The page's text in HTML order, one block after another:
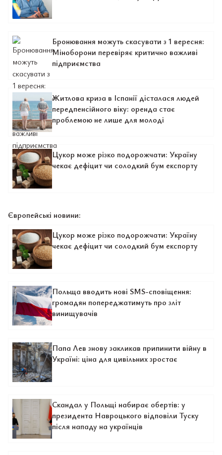
Бронювання можуть скасувати з 1 вересня:
Міноборони перевіряє критично важливі
підприємства
Житлова криза в Іспанії дісталася людей
передпенсійного віку: оренда стає
проблемою не лише для молоді
Цукор може різко подорожчати: Україну
чекає дефіцит чи солодкий бум експорту
Європейські новини:
Цукор може різко подорожчати: Україну
чекає дефіцит чи солодкий бум експорту
Польща вводить нові SMS-сповіщення:
громадян попереджатимуть про зліт
винищувачів
Папа Лев знову закликав припинити війну в
Україні: ціна для цивільних зростає
Скандал у Польщі набирає обертів: у
президента Навроцького відповіли Туску
після нападу на українців